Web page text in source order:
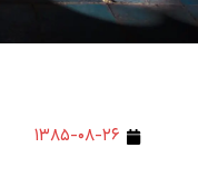
۱۳۸۵-۰۸-۲۶